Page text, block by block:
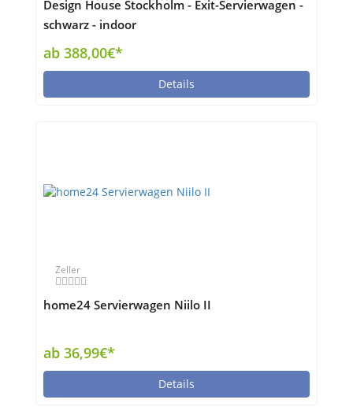
Design House Stockholm - Exit-Servierwagen -
schwarz - indoor
ab 388,00€*
Details
Zeller
home24 Servierwagen Niilo II
ab 36,99€*
Details